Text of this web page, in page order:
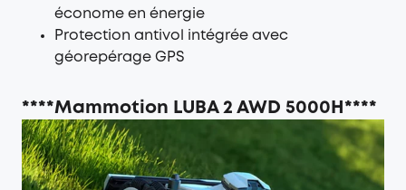
économe en énergie
Protection antivol intégrée avec
géorepérage GPS
****Mammotion LUBA 2 AWD 5000H****